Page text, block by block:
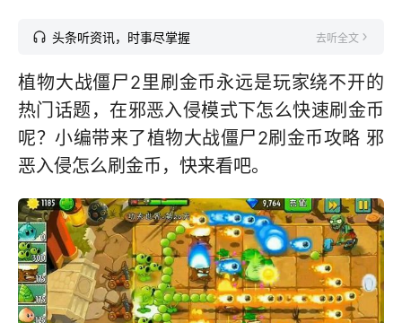
头条听资讯，时事尽掌握 去听全文
植物大战僵尸2里刷金币永远是玩家绕不开的
热门话题，在邪恶入侵模式下怎么快速刷金币
呢？小编带来了植物大战僵尸2刷金币攻略 邪
恶入侵怎么刷金币，快来看吧。